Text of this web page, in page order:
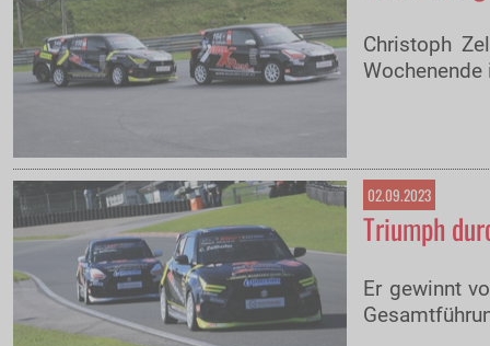
Christoph
Wochenende
02.09.2023
Triumph
Er gewinnt